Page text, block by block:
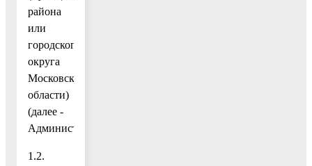
района
или
городского
округа
Московской
области)
(далее -
Администрация).
1.2.